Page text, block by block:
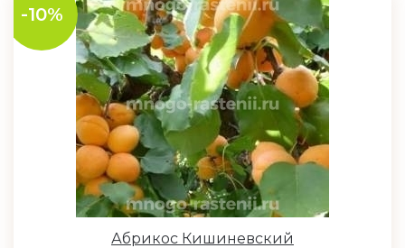
-10%
Абрикос Кишиневский